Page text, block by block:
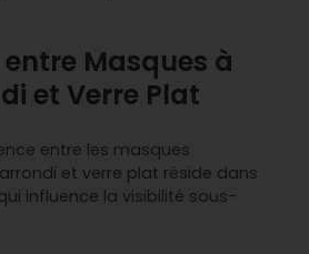
Masques à
et Verre Plat
entre les masques
et verre plat réside dans
influence la visibilité sous-